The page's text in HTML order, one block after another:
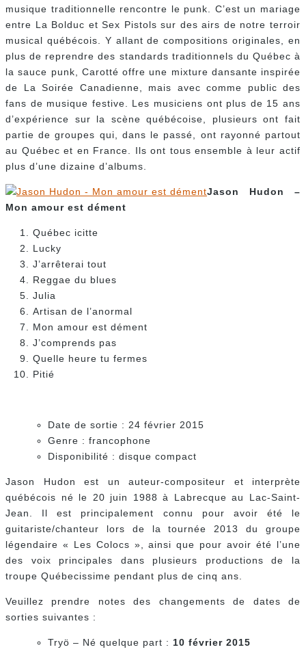
musique traditionnelle rencontre le punk. C’est un mariage
entre La Bolduc et Sex Pistols sur des airs de notre terroir
musical québécois. Y allant de compositions originales, en
plus de reprendre des standards traditionnels du Québec à
la sauce punk, Carotté offre une mixture dansante inspirée
de La Soirée Canadienne, mais avec comme public des
fans de musique festive. Les musiciens ont plus de 15 ans
d’expérience sur la scène québécoise, plusieurs ont fait
partie de groupes qui, dans le passé, ont rayonné partout
au Québec et en France. Ils ont tous ensemble à leur actif
plus d’une dizaine d’albums.
Jason Hudon –
Mon amour est dément
Québec icitte
Lucky
J’arrêterai tout
Reggae du blues
Julia
Artisan de l’anormal
Mon amour est dément
J’comprends pas
Quelle heure tu fermes
Pitié
Date de sortie : 24 février 2015
Genre : francophone
Disponibilité : disque compact
Jason Hudon est un auteur-compositeur et interprète
québécois né le 20 juin 1988 à Labrecque au Lac-Saint-
Jean. Il est principalement connu pour avoir été le
guitariste/chanteur lors de la tournée 2013 du groupe
légendaire « Les Colocs », ainsi que pour avoir été l’une
des voix principales dans plusieurs productions de la
troupe Québecissime pendant plus de cinq ans.
Veuillez prendre notes des changements de dates de
sorties suivantes :
Tryö – Né quelque part : 10 février 2015